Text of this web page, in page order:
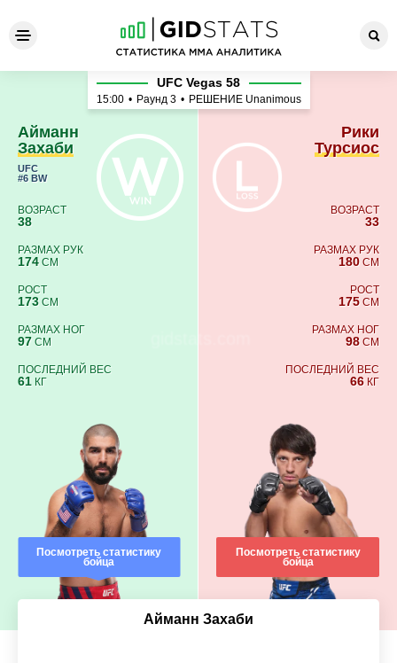
Айманн Захаби - Рики
Айманн
Захаби
UFC
#6 BW
ВОЗРАСТ
38
РАЗМАХ РУК
174 СМ
РОСТ
173 СМ
РАЗМАХ НОГ
97 СМ
ПОСЛЕДНИЙ ВЕС
61 КГ
Посмотреть статистику
бойца
UFC Vegas 58
15:00 • Раунд 3 • РЕШЕНИЕ Unanimous
Рики
Турсиос
ВОЗРАСТ
33
РАЗМАХ РУК
180 СМ
РОСТ
175 СМ
РАЗМАХ НОГ
98 СМ
ПОСЛЕДНИЙ ВЕС
66 КГ
Посмотреть статистику
бойца
Айманн Захаби